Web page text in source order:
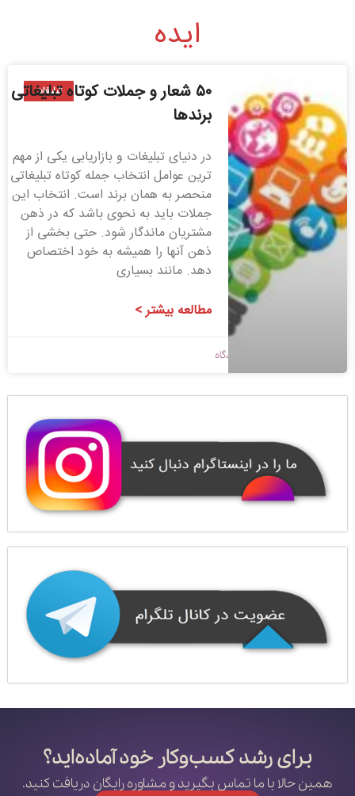
ایده
تبلیغات
۵۰ شعار و جملات کوتاه تبلیغاتی
برندها
در دنیای تبلیغات و بازاریابی یکی از مهم
ترین عوامل انتخاب جمله کوتاه تبلیغاتی
منحصر به همان برند است. انتخاب این
جملات باید به نحوی باشد که در ذهن
مشتریان ماندگار شود. حتی بخشی از
ذهن آنها را همیشه به خود اختصاص
دهد. مانند بسیاری
مطالعه بیشتر >
بدون دیدگاه
برای رشد کسب‌وکار خود آماده‌اید؟
همین حالا با ما تماس بگیرید و مشاوره رایگان دریافت کنید.